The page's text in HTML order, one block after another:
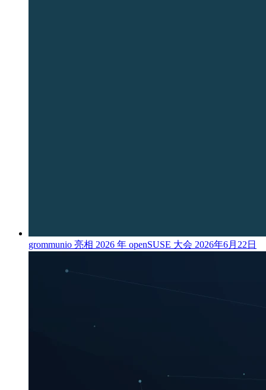
grommunio 亮相 2026 年 openSUSE 大会 2026年6月22日